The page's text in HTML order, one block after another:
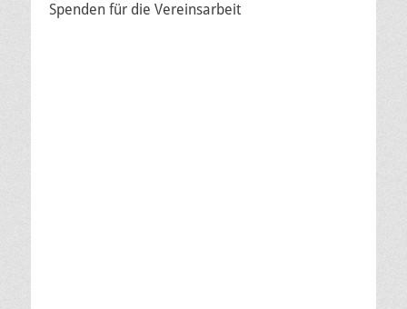
Spenden für die Vereinsarbeit